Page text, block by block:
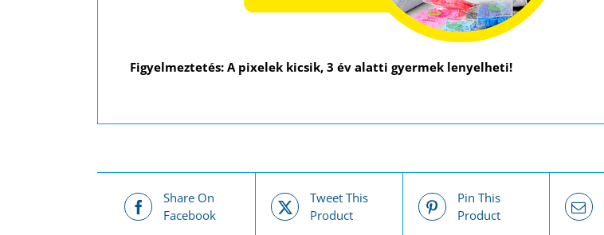
Figyelmeztetés: A pixelek kicsik, 3 év alatti gyermek lenyelheti!
Share On
Facebook
Tweet This
Product
Pin This
Product